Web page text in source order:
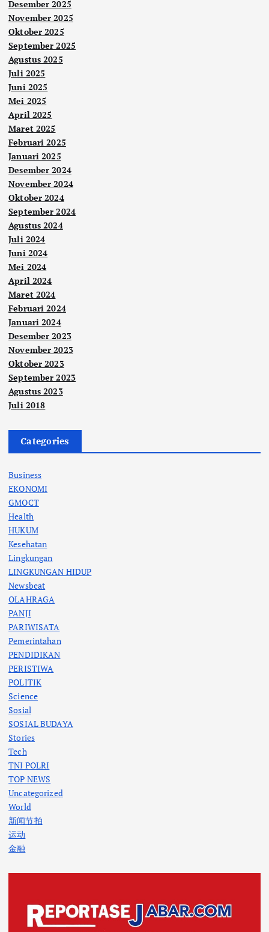
Desember 2025
November 2025
Oktober 2025
September 2025
Agustus 2025
Juli 2025
Juni 2025
Mei 2025
April 2025
Maret 2025
Februari 2025
Januari 2025
Desember 2024
November 2024
Oktober 2024
September 2024
Agustus 2024
Juli 2024
Juni 2024
Mei 2024
April 2024
Maret 2024
Februari 2024
Januari 2024
Desember 2023
November 2023
Oktober 2023
September 2023
Agustus 2023
Juli 2018
Categories
Business
EKONOMI
GMOCT
Health
HUKUM
Kesehatan
Lingkungan
LINGKUNGAN HIDUP
Newsbeat
OLAHRAGA
PANJI
PARIWISATA
Pemerintahan
PENDIDIKAN
PERISTIWA
POLITIK
Science
Sosial
SOSIAL BUDAYA
Stories
Tech
TNI POLRI
TOP NEWS
Uncategorized
World
新闻节拍
运动
金融